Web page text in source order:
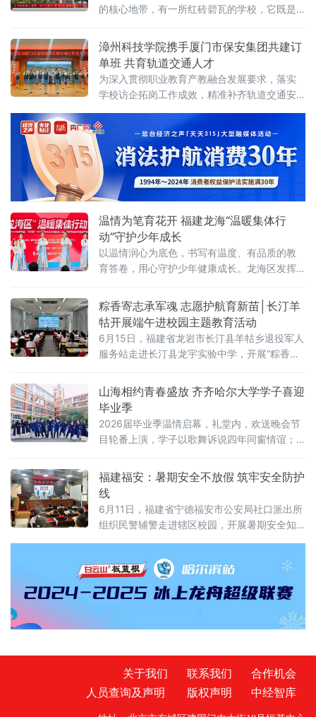
的核心地带，有一所红砖碧瓦的学校，它既是
优提质的领跑者。从1907年的书林街起步，到
如今的白龙潭畔扬帆，昆明市第三中学呈贡校
区如何通过集团化办学打破名校壁垒？又如何
借助数字化浪潮重塑边疆教育？
漳州科技学院携手厦门市保安集团共建订
单班 共育轨道交通人才
为深入贯彻职业教育产教融合发展要求，落实
学校访企拓岗工作成效，精准补齐轨道交通安
日，漳州科技学院与厦门市保安集团有限公司
订单式人才培养开班启动仪式隆重举行。厦门
市保安集团党总支书记、总经理赖敏强，副总
经理谢锦涛、人力资源负责人苏宝吉等一行企
业嘉宾到场参会；校长李奠础、副理事长黄铁
枝等领导出席本次仪式。数智商旅与
温情为笔育花开 福建龙海“温暖集体行
动”守护少年成长
以温情润心为底色，书写有温度、有品质的教
育答卷，用心守护少年健康成长。龙海区发挥
研学线路；开展城乡结对手拉手活动，线上互
通共学、线下互帮互助；设立心灵树洞与校园
关爱信箱，打造隐秘的情绪倾诉空间；依托“小
青苔工作室”开展家庭教育活动百余场，
粽香寄志承军魂 志愿护航育新苗│长汀羊
牯开展端午进校园主题教育活动
6月15日，福建省龙岩市长汀县羊牯乡退役军人
服务站走进长汀县龙宇实验中学，开展“粽香寄
动，以思政润心、宣传赋能的方式，为羊牯籍
在校学子送上一堂生动深刻的成长教育课。
山海相约青春盛放 齐齐哈尔大学学子喜迎
毕业季
2026届毕业季温情启幕，礼堂内，欢送晚会节
目轮番上演，学子以歌舞诉说四年同窗情谊；
研学成果，尽显专业才华；座谈会、求职现场
里，大家畅谈理想、规划前路。校园内，毕业
生们身着学士服结伴“打卡”，在教学楼、图书
馆、林荫道定格青春笑脸，把人生最美好的时
光定格在
福建福安：暑期安全不放假 筑牢安全防护
线
6月11日，福建省宁德福安市公安局社口派出所
组织民警辅警走进辖区校园，开展暑期安全知
课。 讲座现场，民警结合夏季安全事故特点和
辖
关于我们 联系我们
合作机会
人员查询及声明
版权声明 中经智库